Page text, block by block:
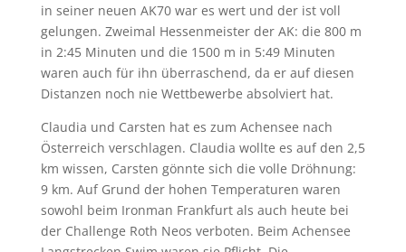
in seiner neuen AK70 war es wert und der ist voll
gelungen. Zweimal Hessenmeister der AK: die 800 m
in 2:45 Minuten und die 1500 m in 5:49 Minuten
waren auch für ihn überraschend, da er auf diesen
Distanzen noch nie Wettbewerbe absolviert hat.
Claudia und Carsten hat es zum Achensee nach
Österreich verschlagen. Claudia wollte es auf den 2,5
km wissen, Carsten gönnte sich die volle Dröhnung:
9 km. Auf Grund der hohen Temperaturen waren
sowohl beim Ironman Frankfurt als auch heute bei
der Challenge Roth Neos verboten. Beim Achensee